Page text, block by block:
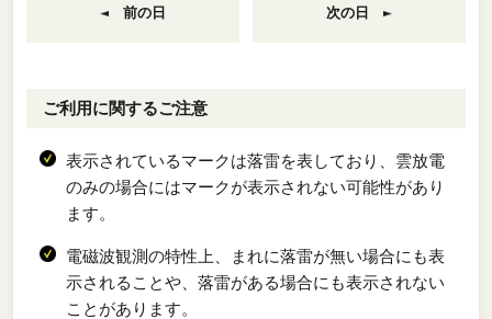
前の日 次の日
ご利用に関するご注意
表示されているマークは落雷を表しており、雲放電
のみの場合にはマークが表示されない可能性があり
ます。
電磁波観測の特性上、まれに落雷が無い場合にも表
示されることや、落雷がある場合にも表示されない
ことがあります。